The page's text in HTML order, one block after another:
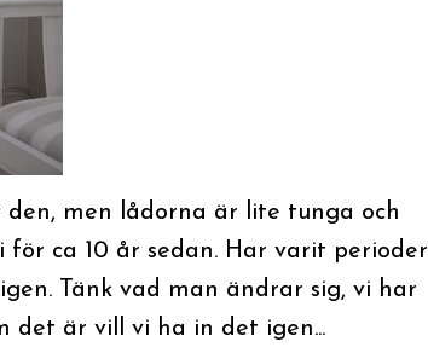
men lådorna är lite tunga och
ca 10 år sedan. Har varit perioder
Tänk vad man ändrar sig, vi har
det är vill vi ha in det igen...